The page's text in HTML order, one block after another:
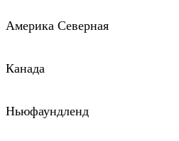
Америка Северная
Канада
Ньюфаундленд